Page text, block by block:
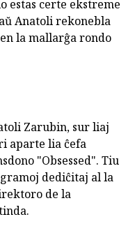
estas certe ekstreme
Anatoli rekonebla
la mallarĝa rondo
Zarubin, sur liaj
aparte lia ĉefa
"Obsessed". Tiu
dediĉitaj al la
de la